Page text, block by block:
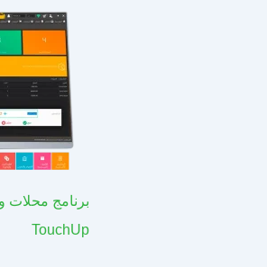
برنامج محلات
TouchUp